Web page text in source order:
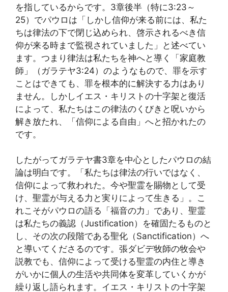
を指しているからです。3章後半（特に3:23～
25）でパウロは「しかし信仰が来る前には、私た
ちは律法の下で閉じ込められ、啓示されるべき信
仰が来る時まで監視されていました」と述べてい
ます。つまり律法は私たちを神へと導く「家庭教
師」（ガラテヤ3:24）のようなもので、罪を示す
ことはできても、罪を根本的に解決する力はあり
ません。しかしイエス・キリストの十字架と復活
によって、私たちはこの律法のくびきと呪いから
解き放たれ、「信仰による自由」へと招かれたの
です。
したがってガラテヤ書3章を中心としたパウロの結
論は明白です。「私たちは律法の行いではなく、
信仰によって救われた。今や聖霊を賜物として受
け、聖霊が与える力と実りによって生きる」。こ
れこそがパウロの語る「福音の力」であり、聖霊
は私たちの義認（Justification）を確固たるものと
し、その次の段階である聖化（Sanctification）へ
と導いてくださるのです。張ダビデ牧師の牧会や
説教でも、信仰によって受ける聖霊の内住と導き
がいかに個人の生活や共同体を変革していくかが
繰り返し語られます。イエス・キリストの十字架